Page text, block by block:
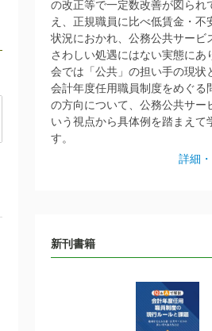
の改正等で一定数改善が図られ
え、正規職員に比べ低賃金・不
状況におかれ、公務公共サービ
さわしい処遇にはない実態にあ
会では「公共」の担い手の現状
会計年度任用職員制度をめぐる
の方向について、公務公共サー
いう視点から具体例を踏まえて
す。
詳細
新刊書籍